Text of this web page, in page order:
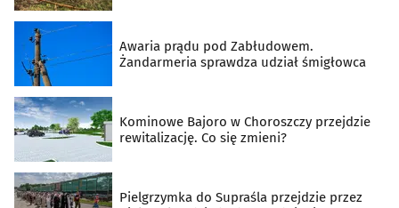
Awaria prądu pod Zabłudowem.
Żandarmeria sprawdza udział śmigłowca
Kominowe Bajoro w Choroszczy przejdzie
rewitalizację. Co się zmieni?
Pielgrzymka do Supraśla przejdzie przez